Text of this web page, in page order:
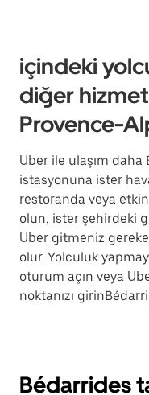
içindeki
diğer
Provence-
Uber ile ulaşım
istasyonuna ister
restoranda veya
olun, ister şehirdeki
Uber gitmeniz
olur. Yolculuk
oturum açın veya
noktanızı
Bédarrides